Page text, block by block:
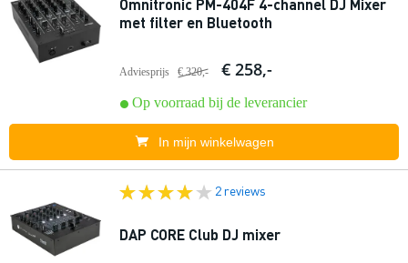
Omnitronic PM-404F 4-channel DJ Mixer
met filter en Bluetooth
Adviesprijs € 320,- € 258,-
Op voorraad bij de leverancier
In mijn winkelwagen
2 reviews
DAP CORE Club DJ mixer